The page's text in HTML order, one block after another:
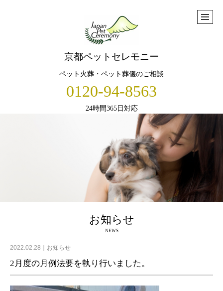
京都ペットセレモニー
ペット火葬・ペット葬儀のご相談
0120-94-8563
24時間365日対応
お知らせ
NEWS
2022.02.28 お知らせ
2月度の月例法要を執り行いました。